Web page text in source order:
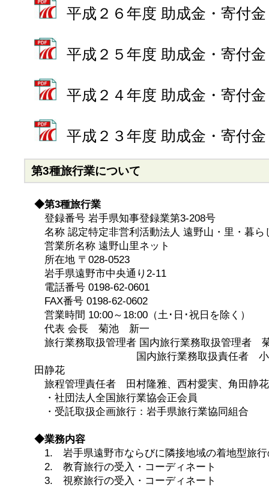
平成２６年度 助成金・寄付金
平成２５年度 助成金・寄付金
平成２４年度 助成金・寄付金
平成２３年度 助成金・寄付金
第3種旅行業について
◆第3種旅行業
登録番号 岩手県知事登録業第3-208号
名称 認定特定非営利活動法人 遠野山・里・暮ら
営業所名称 遠野山里ネット
所在地 〒028-0523
岩手県遠野市中央通り2-11
電話番号 0198-62-0601
FAX番号 0198-62-0602
営業時間 10:00～18:00（土･日･祝日を除く）
代表 会長 菊池 新一
旅行業務取扱管理者 国内旅行業務取扱管理者
国内旅行業務取扱責任者 小笠原
田静花
旅程管理責任者 田村隆雅、西村愛実、角田静花
・社団法人全国旅行業協会正会員
・受託取扱企画旅行：岩手県旅行業協同組合
◆業務内容
1. 岩手県遠野市ならびに隣接地域の着地型旅行
2. 教育旅行の受入・コーディネート
3. 視察旅行の受入・コーディネート